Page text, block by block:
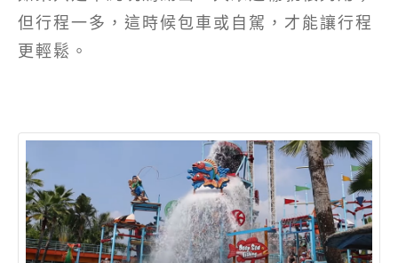
但行程一多，這時候包車或自駕，才能讓行程
更輕鬆。